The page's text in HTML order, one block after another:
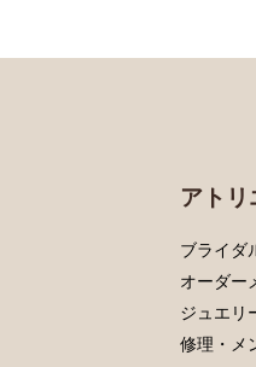
アトリ
ブライダ
オーダー
ジュエリ
修理・メ